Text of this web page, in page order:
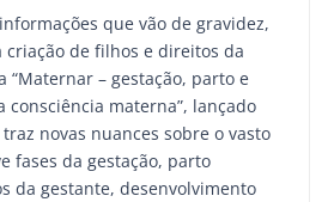
que vão de gravidez,
de filhos e direitos da
“Maternar – gestação, parto e
consciência materna”, lançado
novas nuances sobre o vasto
fases da gestação, parto
da gestante, desenvolvimento